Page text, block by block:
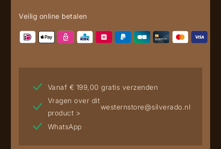
Veilig online betalen
Vanaf € 199,00 gratis verzenden
Vragen over dit
product >
westernstore@silverado.nl
WhatsApp